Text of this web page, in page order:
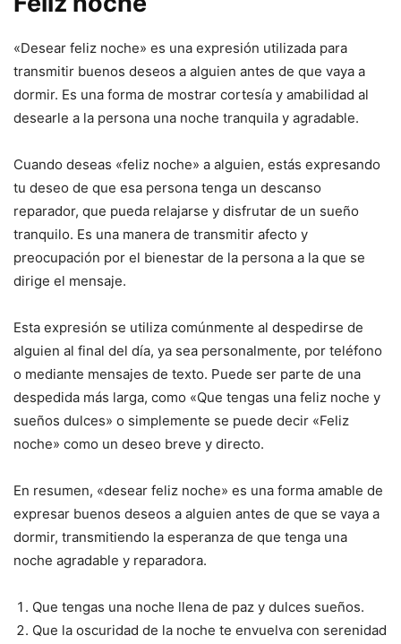
«Desear feliz noche» es una expresión utilizada para
transmitir buenos deseos a alguien antes de que vaya a
dormir. Es una forma de mostrar cortesía y amabilidad al
desearle a la persona una noche tranquila y agradable.
Cuando deseas «feliz noche» a alguien, estás expresando
tu deseo de que esa persona tenga un descanso
reparador, que pueda relajarse y disfrutar de un sueño
tranquilo. Es una manera de transmitir afecto y
preocupación por el bienestar de la persona a la que se
dirige el mensaje.
Esta expresión se utiliza comúnmente al despedirse de
alguien al final del día, ya sea personalmente, por teléfono
o mediante mensajes de texto. Puede ser parte de una
despedida más larga, como «Que tengas una feliz noche y
sueños dulces» o simplemente se puede decir «Feliz
noche» como un deseo breve y directo.
En resumen, «desear feliz noche» es una forma amable de
expresar buenos deseos a alguien antes de que se vaya a
dormir, transmitiendo la esperanza de que tenga una
noche agradable y reparadora.
Que tengas una noche llena de paz y dulces sueños.
Que la oscuridad de la noche te envuelva con serenidad